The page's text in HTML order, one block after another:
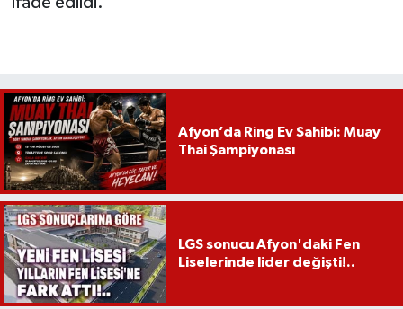
Afyon’da Ring Ev Sahibi: Muay
Thai Şampiyonası
LGS sonucu Afyon'daki Fen
Liselerinde lider değişti!..